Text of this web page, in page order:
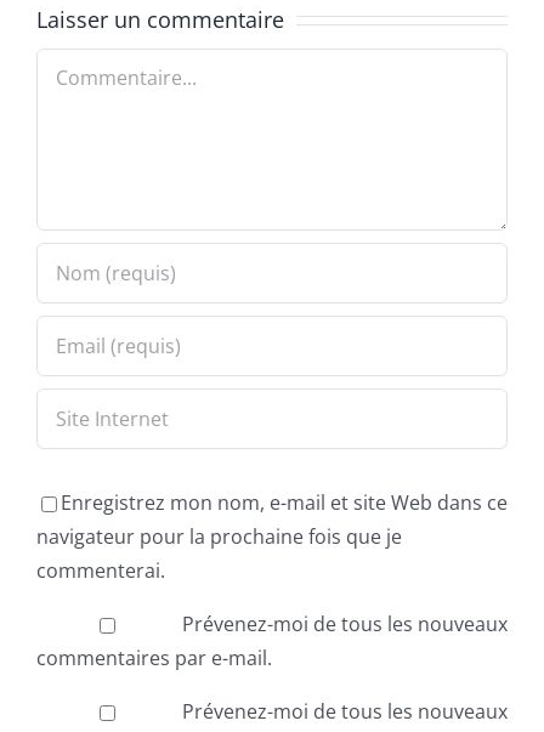
Laisser un commentaire
Commentaire
Enregistrez mon nom, e-mail et site Web dans ce
navigateur pour la prochaine fois que je
commenterai.
Prévenez-moi de tous les nouveaux
commentaires par e-mail.
Prévenez-moi de tous les nouveaux